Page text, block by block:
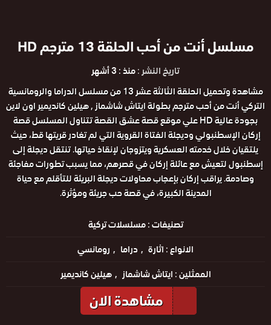
مسلسل أنت من أحب الحلقة 13 مترجم HD
تاريخ النشر :منذ : 3 أشهر
مشاهدة وتحميل الحلقة الثالثة عشر 13 من مسلسل الدراما والرومانسية
التركي أنت من أحب مترجم بطولة ايتاش شاشماز , هيلين كانديمير اون لاين
بجودة عالية HD علي موقع قصة عشق القصة تتناول المسلسل قصة
إركان الإسطنبولي وديجلة الفتاة القروية التي لم تغادر قريتها قط، حيث
يلتقيان خلال خدمته العسكرية ويتزوجان لإنقاذ حياتها. تنتقل ديجلة إلى
إسطنبول لتعيش مع عائلة إركان في قصرهم، مما يسبب تطورات مفاجئة
وصادمة. يراقب إركان بإعجاب محاولات ديجلة البريئة للتأقلم مع حياة
المدينة الكبيرة، في قصة حب جريئة ومؤثرة.
تصنيفات :مسلسلات تركية
الانواع :اثارة دراما
رومانسي
الممثلين :ايتاش شاشماز هيلين كانديمير
مشاهدة الان